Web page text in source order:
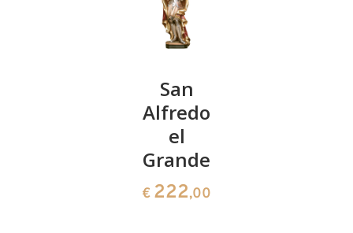
San
Alfredo
el
Grande
€ 222,00